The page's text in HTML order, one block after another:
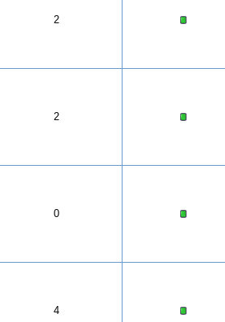
2
2
0
4